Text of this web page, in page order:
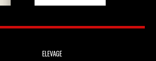
ELEVAGE